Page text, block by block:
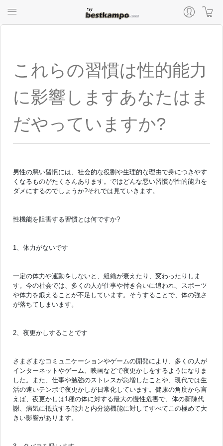
これらの習慣は性的能力
に影響しますあなたはま
だやっていますか?
男性の悪い習慣には、社会的な役割や生理的な理由で身につきやす
くなるものがたくさんあります。ではどんな悪い習慣が性的能力を
ダメにするのでしょうか?それでは見ていきます。
性機能を阻害する習慣とは何ですか?
1、体力がないです
一定の体力や運動をしないと、組織が衰えたり、変わったりしま
す。今の社会では、多くの人が仕事や付き合いに追われ、スポーツ
や体力を鍛えることが不足しています。そうすることで、体の強さ
が落ちてしまいます。
2、夜更かしすることです
さまざまなコミュニケーションやゲームの開発により、多くの人が
インターネットやゲーム、映画などで夜更かしをするようになりま
した。また、仕事や勉強のストレスが急増したことや、現代では生
活の速いテンポで夜更かしが日常化しています。健康の角度から言
えば、夜更かしは1種の体に対する最大の慢性危害で、体の新陳代
謝、病気に抵抗する能力と内分泌機能に対してすべてこの極めて大
きい影響があります。